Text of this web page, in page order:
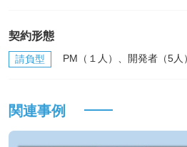
契約形態
請負型 PM（１人）、開発者（5人
関連事例